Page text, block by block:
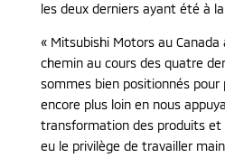
les deux derniers ayant été à
« Mitsubishi Motors au
chemin au cours des quatre
sommes bien positionnés
encore plus loin en nous
transformation des produits et
eu le privilège de travailler